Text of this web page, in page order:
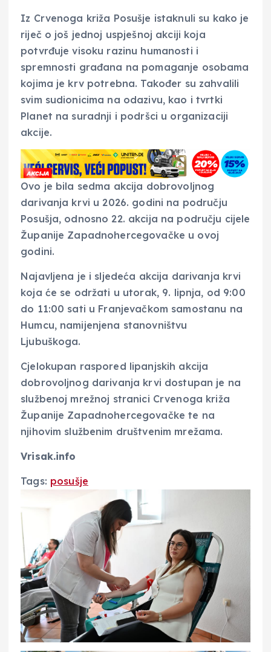
Iz Crvenoga križa Posušje istaknuli su kako je
riječ o još jednoj uspješnoj akciji koja
potvrđuje visoku razinu humanosti i
spremnosti građana na pomaganje osobama
kojima je krv potrebna. Također su zahvalili
svim sudionicima na odazivu, kao i tvrtki
Planet na suradnji i podršci u organizaciji
akcije.
Ovo je bila sedma akcija dobrovoljnog
darivanja krvi u 2026. godini na području
Posušja, odnosno 22. akcija na području cijele
Županije Zapadnohercegovačke u ovoj
godini.
Najavljena je i sljedeća akcija darivanja krvi
koja će se održati u utorak, 9. lipnja, od 9:00
do 11:00 sati u Franjevačkom samostanu na
Humcu, namijenjena stanovništvu
Ljubuškoga.
Cjelokupan raspored lipanjskih akcija
dobrovoljnog darivanja krvi dostupan je na
službenoj mrežnoj stranici Crvenoga križa
Županije Zapadnohercegovačke te na
njihovim službenim društvenim mrežama.
Vrisak.info
Tags: posušje